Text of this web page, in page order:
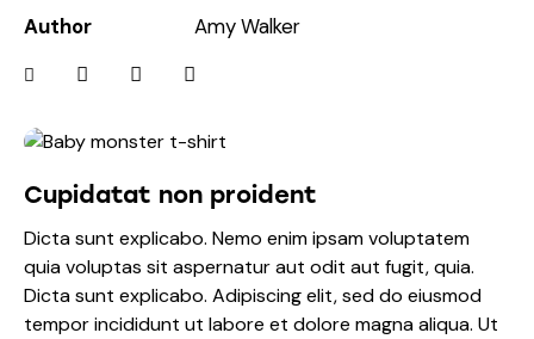
Cupidatat non proident
Dicta sunt explicabo. Nemo enim ipsam voluptatem
quia voluptas sit aspernatur aut odit aut fugit, quia.
Dicta sunt explicabo. Adipiscing elit, sed do eiusmod
tempor incididunt ut labore et dolore magna aliqua. Ut
Author
Amy Walker